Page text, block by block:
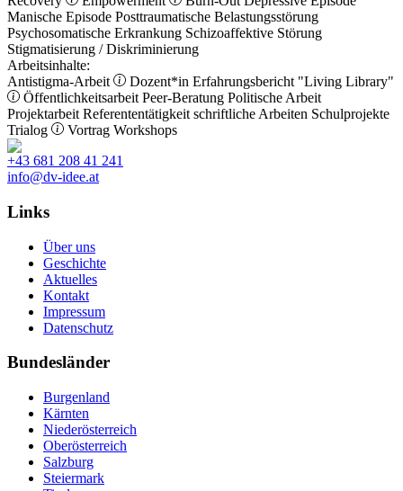
Manische Episode Posttraumatische Belastungsstörung
Psychosomatische Erkrankung Schizoaffektive Störung
Stigmatisierung / Diskriminierung
Arbeitsinhalte:
Antistigma-Arbeit
Dozent*in Erfahrungsbericht "Living Library"
Öffentlichkeitsarbeit Peer-Beratung Politische Arbeit
Projektarbeit Referententätigkeit schriftliche Arbeiten Schulprojekte
Trialog
Vortrag Workshops
+43 681 208 41 241
info@dv-idee.at
Links
Über uns
Geschichte
Aktuelles
Kontakt
Impressum
Datenschutz
Bundesländer
Burgenland
Kärnten
Niederösterreich
Oberösterreich
Salzburg
Steiermark